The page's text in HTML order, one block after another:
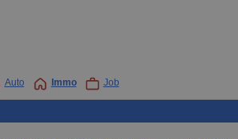
Auto Immo Job